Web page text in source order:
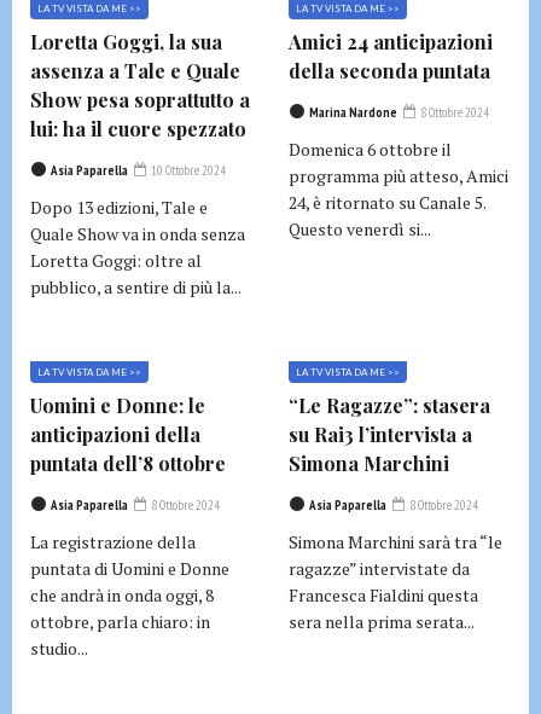
LA TV VISTA DA ME >>
Loretta Goggi, la sua
assenza a Tale e Quale
Show pesa soprattutto a
lui: ha il cuore spezzato
Asia Paparella 10 Ottobre 2024
Dopo 13 edizioni, Tale e
Quale Show va in onda senza
Loretta Goggi: oltre al
pubblico, a sentire di più la...
LA TV VISTA DA ME >>
Amici 24 anticipazioni
della seconda puntata
Marina Nardone 8 Ottobre 2024
Domenica 6 ottobre il
programma più atteso, Amici
24, è ritornato su Canale 5.
Questo venerdì si...
LA TV VISTA DA ME >>
Uomini e Donne: le
anticipazioni della
puntata dell’8 ottobre
Asia Paparella 8 Ottobre 2024
La registrazione della
puntata di Uomini e Donne
che andrà in onda oggi, 8
ottobre, parla chiaro: in
studio...
LA TV VISTA DA ME >>
“Le Ragazze”: stasera
su Rai3 l’intervista a
Simona Marchini
Asia Paparella 8 Ottobre 2024
Simona Marchini sarà tra “le
ragazze” intervistate da
Francesca Fialdini questa
sera nella prima serata...